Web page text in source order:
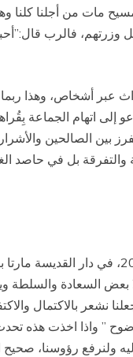
مات من أجلنا
فالرب
عبر أشخاص، وهذا
اتهام الجماعة
الصالحين والأشرار
بل في حاصد
لا ينبغي على المسيحي أن يستسلم لليأس، انه كلام قداسة
السعادة والسلطة
نشعر بالاكتمال
” واذا اخذت هذه
الذي دُعينا اليه ولنرفع